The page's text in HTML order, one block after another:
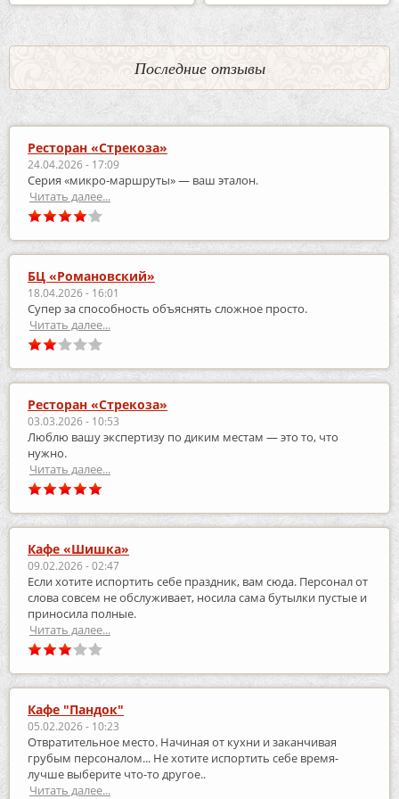
Последние отзывы
Ресторан «Стрекоза»
24.04.2026 - 17:09
Серия «микро‑маршруты» — ваш эталон.
Читать далее...
БЦ «Романовский»
18.04.2026 - 16:01
Супер за способность объяснять сложное просто.
Читать далее...
Ресторан «Стрекоза»
03.03.2026 - 10:53
Люблю вашу экспертизу по диким местам — это то, что
нужно.
Читать далее...
Кафе «Шишка»
09.02.2026 - 02:47
Если хотите испортить себе праздник, вам сюда. Персонал от
слова совсем не обслуживает, носила сама бутылки пустые и
приносила полные.
Читать далее...
Кафе "Пандок"
05.02.2026 - 10:23
Отвратительное место. Начиная от кухни и заканчивая
грубым персоналом... Не хотите испортить себе время-
лучше выберите что-то другое..
Читать далее...